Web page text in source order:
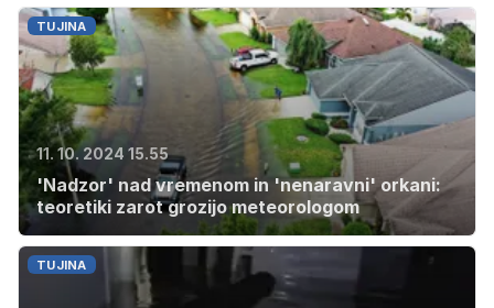
TUJINA
11. 10. 2024 15.55
'Nadzor' nad vremenom in 'nenaravni' orkani:
teoretiki zarot grozijo meteorologom
TUJINA